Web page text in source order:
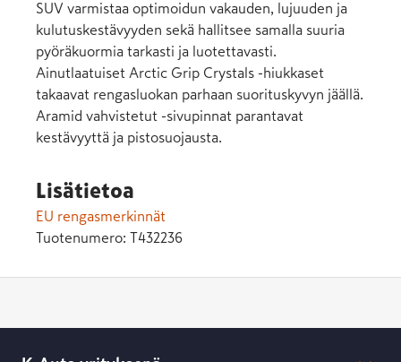
SUV varmistaa optimoidun vakauden, lujuuden ja
kulutuskestävyyden sekä hallitsee samalla suuria
pyöräkuormia tarkasti ja luotettavasti.​
Ainutlaatuiset Arctic Grip Crystals -hiukkaset
takaavat rengasluokan parhaan suorituskyvyn jäällä.
Aramid vahvistetut -sivupinnat parantavat
kestävyyttä ja pistosuojausta.
Lisätietoa
EU rengasmerkinnät
Tuotenumero: T432236